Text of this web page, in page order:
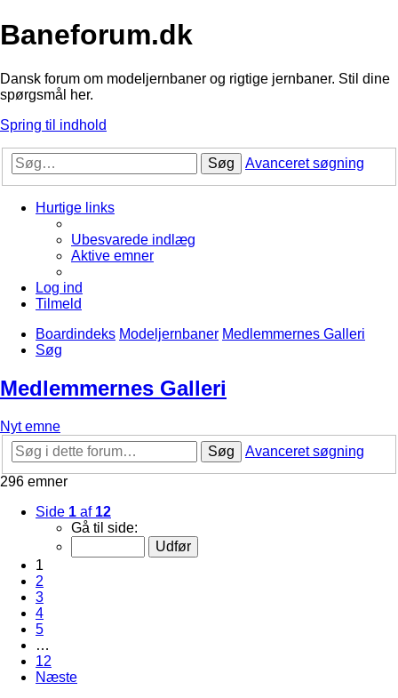
Baneforum.dk
Dansk forum om modeljernbaner og rigtige jernbaner. Stil dine
spørgsmål her.
Spring til indhold
Søg Avanceret søgning
Hurtige links
Ubesvarede indlæg
Aktive emner
Log ind
Tilmeld
Boardindeks Modeljernbaner Medlemmernes Galleri
Søg
Medlemmernes Galleri
Nyt emne
Søg
Avanceret søgning
296 emner
Side 1 af 12
Gå til side:
1
2
3
4
5
…
12
Næste